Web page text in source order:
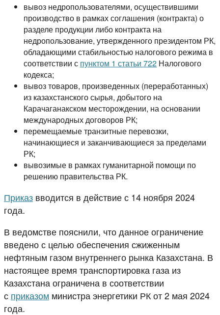
вывоз недропользователями, осуществившими
производство в рамках соглашения (контракта) о
разделе продукции либо контракта на
недропользование, утвержденного президентом РК,
обладающими стабильностью налогового режима в
соответствии с пунктом 1 статьи 722 Налогового
кодекса;
вывоз товаров, произведенных (переработанных)
из казахстанского сырья, добытого на
Карачаганакском месторождении, на основании
международных договоров РК;
перемещаемые транзитные перевозки,
начинающиеся и заканчивающиеся за пределами
РК;
вывозимые в рамках гуманитарной помощи по
решению правительства РК.
Приказ вводится в действие с 14 ноября 2024
года.
В ведомстве пояснили, что данное ограничение
введено с целью обеспечения сжиженным
нефтяным газом внутреннего рынка Казахстана. В
настоящее время транспортировка газа из
Казахстана ограничена в соответствии
с приказом министра энергетики РК от 2 мая 2024
года.